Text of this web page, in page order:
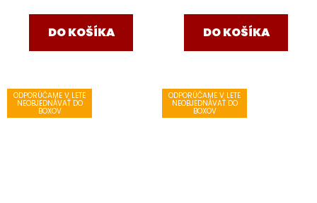
DO KOŠÍKA DO KOŠÍKA
ODPORÚČAME V LETE
NEOBJEDNÁVAŤ DO
BOXOV
ODPORÚČAME V LETE
NEOBJEDNÁVAŤ DO
BOXOV